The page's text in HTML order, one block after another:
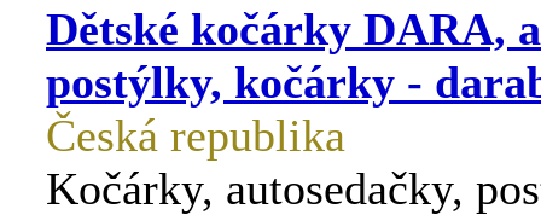
Dětské kočárky DARA,
postýlky, kočárky -
Česká republika
Kočárky, autosedačky,